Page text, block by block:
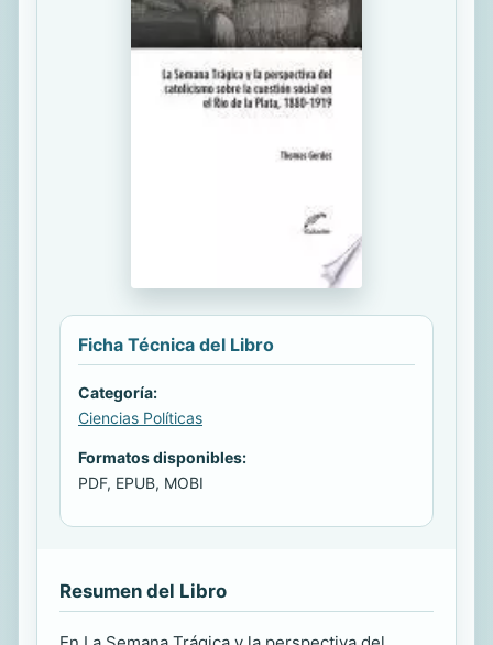
Ficha Técnica del Libro
Categoría:
Ciencias Políticas
Formatos disponibles:
PDF, EPUB, MOBI
Resumen del Libro